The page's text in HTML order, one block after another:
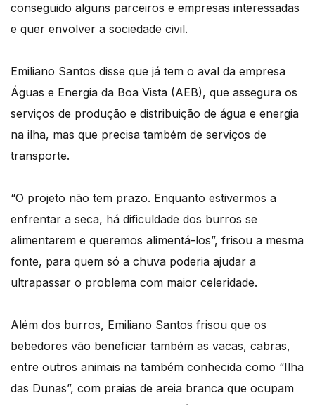
conseguido alguns parceiros e empresas interessadas
e quer envolver a sociedade civil.
Emiliano Santos disse que já tem o aval da empresa
Águas e Energia da Boa Vista (AEB), que assegura os
serviços de produção e distribuição de água e energia
na ilha, mas que precisa também de serviços de
transporte.
“O projeto não tem prazo. Enquanto estivermos a
enfrentar a seca, há dificuldade dos burros se
alimentarem e queremos alimentá-los”, frisou a mesma
fonte, para quem só a chuva poderia ajudar a
ultrapassar o problema com maior celeridade.
Além dos burros, Emiliano Santos frisou que os
bebedores vão beneficiar também as vacas, cabras,
entre outros animais na também conhecida como “Ilha
das Dunas”, com praias de areia branca que ocupam